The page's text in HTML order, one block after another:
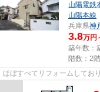
山陽電鉄
山陽本線
兵庫県神
3.8万円
築年数：
階数：2
ほぼすべてリフォームしてお